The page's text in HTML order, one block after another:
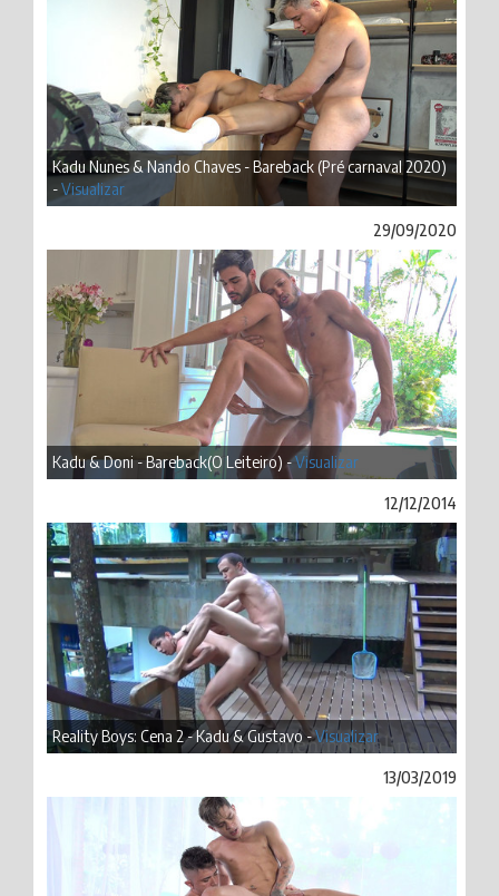
Kadu Nunes & Nando Chaves - Bareback (Pré carnaval 2020)
-Visualizar
29/09/2020
Kadu & Doni - Bareback(O Leiteiro) -Visualizar
12/12/2014
Reality Boys: Cena 2 - Kadu & Gustavo -Visualizar
13/03/2019